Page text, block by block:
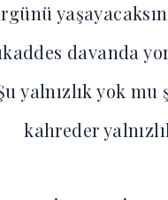
davanda
yalnızlık yok
kahreder